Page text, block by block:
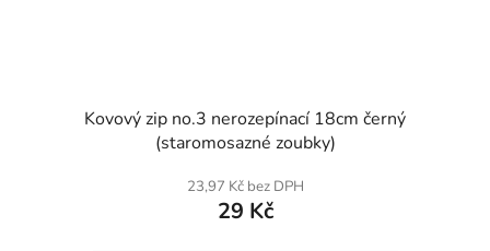
Kovový zip no.3 nerozepínací 18cm černý
(staromosazné zoubky)
23,97 Kč bez DPH
29 Kč